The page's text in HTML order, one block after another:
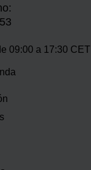
09:00 a 17:30 CET